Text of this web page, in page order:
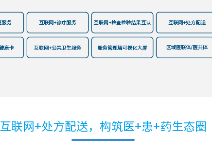
互联网+处方配送，构筑医+患+药生态圈